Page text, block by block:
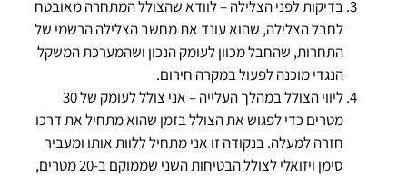
בדיקות לפני הצלילה – לוודא שהצולל המתחרה מאובטח
לחבל הצלילה, שהוא עונד את מחשב הצלילה הרשמי של
התחרות, שהחבל מכוון לעומק הנכון ושהמערכת המשקל
הנגדי מוכנה לפעול במקרה חירום.
ליווי הצולל במהלך העלייה – אני צולל לעומק של 30
מטרים כדי לפגוש את הצולל בזמן שהוא מתחיל את דרכו
חזרה למעלה. בנקודה זו אני מתחיל ללוות אותו ומעביר
סימן ויזואלי לצולל הבטיחות השני שממוקם ב-20 מטרים,